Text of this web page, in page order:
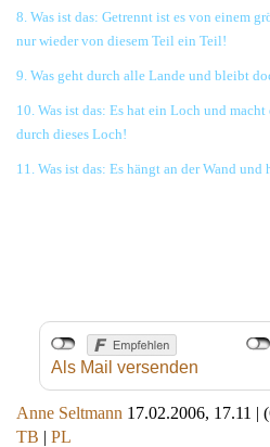
8. Was ist das: Getrennt ist es von einem
nur wieder von diesem Teil ein Teil!
9. Was geht durch alle Lande und bleibt
10. Was ist das: Es hat ein Loch und
durch dieses Loch!
11. Was ist das: Es hängt an der Wand und
Als Mail versenden
Anne Seltmann 17.02.2006, 17.11 |
TB | PL